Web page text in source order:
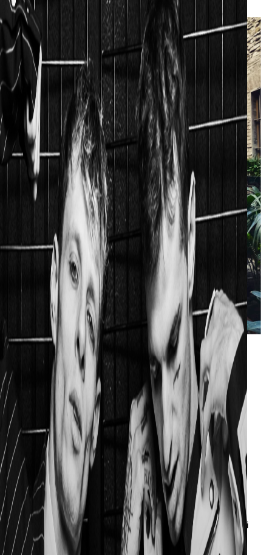
Qual è il vostro obiettivo come band?
Quello di essere sinceri ed emozionare.
Qual è la canzone dell’album che più va cantata a
squarcia gola?
Sicuramente Un Po’ Chiamiamola Felicità! E’ divertente,
ritmata, spensierata. Ti viene in mente l’estate, qualcosa di
bello. C’è sempre quel filone di nostalgia che ci